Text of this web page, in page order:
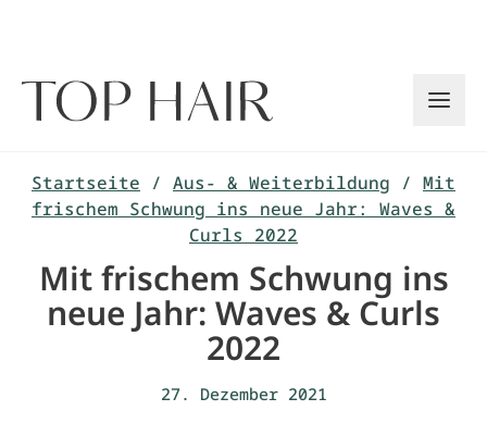
Startseite / Aus- & Weiterbildung / Mit
frischem Schwung ins neue Jahr: Waves &
Curls 2022
Mit frischem Schwung ins
neue Jahr: Waves & Curls
2022
27. Dezember 2021